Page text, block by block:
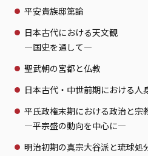
平安貴族邸第論
日本古代における天文観
—国史を通して—
聖武朝の宮都と仏教
日本古代・中世前期における人
平氏政権末期における政治と宗
—平宗盛の動向を中心に—
明治初期の真宗大谷派と琉球処